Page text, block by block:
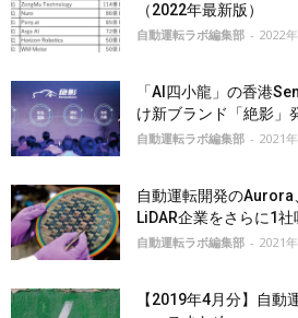
（2022年最新版）
自動運転ラボ編集部 - 2022
「AI四小龍」の香港
け新ブランド「絶影」
自動運転ラボ編集部 - 2021
自動運転開発のAurora
LiDAR企業をさらに1社
自動運転ラボ編集部 - 2021
【2019年4月分】自動